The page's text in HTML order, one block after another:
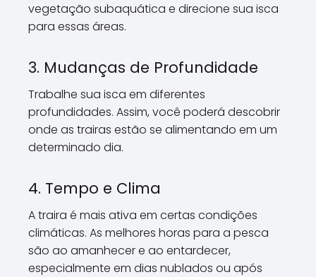
vegetação subaquática e direcione sua isca
para essas áreas.
3. Mudanças de Profundidade
Trabalhe sua isca em diferentes
profundidades. Assim, você poderá descobrir
onde as trairas estão se alimentando em um
determinado dia.
4. Tempo e Clima
A traira é mais ativa em certas condições
climáticas. As melhores horas para a pesca
são ao amanhecer e ao entardecer,
especialmente em dias nublados ou após